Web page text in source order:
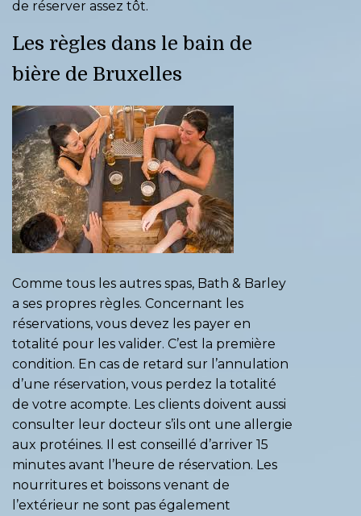
de réserver assez tôt.
Les règles dans le bain de
bière de Bruxelles
Comme tous les autres spas, Bath & Barley
a ses propres règles. Concernant les
réservations, vous devez les payer en
totalité pour les valider. C’est la première
condition. En cas de retard sur l’annulation
d’une réservation, vous perdez la totalité
de votre acompte. Les clients doivent aussi
consulter leur docteur s’ils ont une allergie
aux protéines. Il est conseillé d’arriver 15
minutes avant l’heure de réservation. Les
nourritures et boissons venant de
l’extérieur ne sont pas également